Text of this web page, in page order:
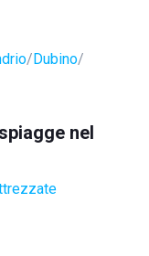
Dubino
nel